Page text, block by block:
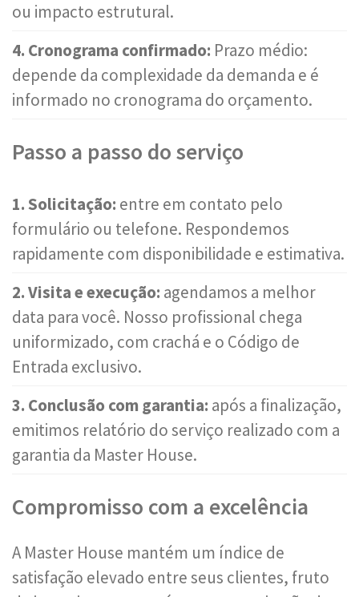
ou impacto estrutural.
4. Cronograma confirmado: Prazo médio:
depende da complexidade da demanda e é
informado no cronograma do orçamento.
Passo a passo do serviço
1. Solicitação: entre em contato pelo
formulário ou telefone. Respondemos
rapidamente com disponibilidade e estimativa.
2. Visita e execução: agendamos a melhor
data para você. Nosso profissional chega
uniformizado, com crachá e o Código de
Entrada exclusivo.
3. Conclusão com garantia: após a finalização,
emitimos relatório do serviço realizado com a
garantia da Master House.
Compromisso com a excelência
A Master House mantém um índice de
satisfação elevado entre seus clientes, fruto